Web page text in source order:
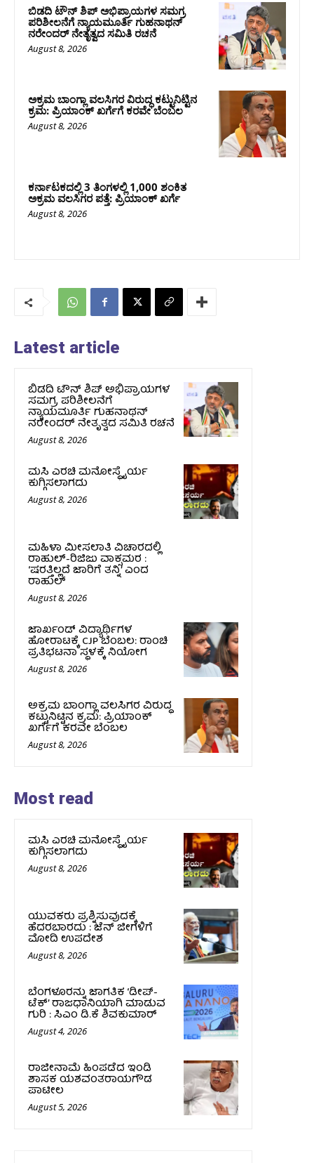
ಬಿಡದಿ ಟೌನ್ ಶಿಪ್ ಅಭಿಪ್ರಾಯಗಳ ಸಮಗ್ರ
ಪರಿಶೀಲನೆಗೆ ನ್ಯಾಯಮೂರ್ತಿ ಗುಹನಾಥನ್
ನರೇಂದರ್ ನೇತೃತ್ವದ ಸಮಿತಿ ರಚನೆ
August 8, 2026
ಅಕ್ರಮ ಬಾಂಗ್ಲಾ ವಲಸಿಗರ ವಿರುದ್ಧ ಕಟ್ಟುನಿಟ್ಟಿನ
ಕ್ರಮ: ಪ್ರಿಯಾಂಕ್ ಖರ್ಗೆಗೆ ಕರವೇ ಬೆಂಬಲ
August 8, 2026
ಕರ್ನಾಟಕದಲ್ಲಿ 3 ತಿಂಗಳಲ್ಲಿ 1,000 ಶಂಕಿತ
ಅಕ್ರಮ ವಲಸಿಗರ ಪತ್ತೆ: ಪ್ರಿಯಾಂಕ್‌ ಖರ್ಗೆ
August 8, 2026
Latest article
ಬಿಡದಿ ಟೌನ್ ಶಿಪ್ ಅಭಿಪ್ರಾಯಗಳ
ಸಮಗ್ರ ಪರಿಶೀಲನೆಗೆ
ನ್ಯಾಯಮೂರ್ತಿ ಗುಹನಾಥನ್
ನರೇಂದರ್ ನೇತೃತ್ವದ ಸಮಿತಿ ರಚನೆ
August 8, 2026
ಮಸಿ ಎರಚಿ ಮನೋಸ್ಥೈರ್ಯ
ಕುಗ್ಗಿಸಲಾಗದು
August 8, 2026
ಮಹಿಳಾ ಮೀಸಲಾತಿ ವಿಚಾರದಲ್ಲಿ
ರಾಹುಲ್‌-ರಿಜಿಜು ವಾಕ್ಸಮರ :
‘ಷರತ್ತಿಲ್ಲದೆ ಜಾರಿಗೆ ತನ್ನಿ’ ಎಂದ
ರಾಹುಲ್‌
August 8, 2026
ಜಾರ್ಖಂಡ್‌ ವಿದ್ಯಾರ್ಥಿಗಳ
ಹೋರಾಟಕ್ಕೆ CJP ಬೆಂಬಲ: ರಾಂಚಿ
ಪ್ರತಿಭಟನಾ ಸ್ಥಳಕ್ಕೆ ನಿಯೋಗ
August 8, 2026
ಅಕ್ರಮ ಬಾಂಗ್ಲಾ ವಲಸಿಗರ ವಿರುದ್ಧ
ಕಟ್ಟುನಿಟ್ಟಿನ ಕ್ರಮ: ಪ್ರಿಯಾಂಕ್
ಖರ್ಗೆಗೆ ಕರವೇ ಬೆಂಬಲ
August 8, 2026
Most read
ಮಸಿ ಎರಚಿ ಮನೋಸ್ಥೈರ್ಯ
ಕುಗ್ಗಿಸಲಾಗದು
August 8, 2026
ಯುವಕರು ಪ್ರಶ್ನಿಸುವುದಕ್ಕೆ
ಹೆದರಬಾರದು : ಜೆನ್‌ ಜೀಗಳಿಗೆ
ಮೋದಿ ಉಪದೇಶ
August 8, 2026
ಬೆಂಗಳೂರನ್ನು ಜಾಗತಿಕ ‘ಡೀಪ್-
ಟೆಕ್’ ರಾಜಧಾನಿಯಾಗಿ ಮಾಡುವ
ಗುರಿ : ಸಿಎಂ ಡಿ.ಕೆ ಶಿವಕುಮಾರ್
August 4, 2026
ರಾಜೀನಾಮೆ ಹಿಂಪಡೆದ ಇಂಡಿ
ಶಾಸಕ ಯಶವಂತರಾಯಗೌಡ
ಪಾಟೀಲ
August 5, 2026